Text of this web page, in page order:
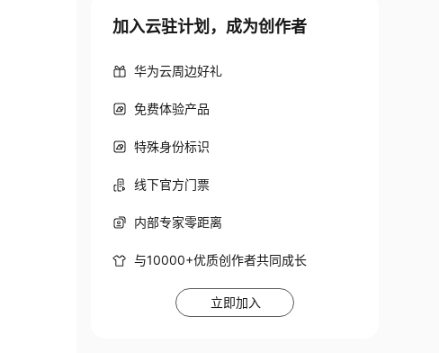
加入云驻计划，成为创作者
华为云周边好礼
免费体验产品
特殊身份标识
线下官方门票
内部专家零距离
与10000+优质创作者共同成长
立即加入